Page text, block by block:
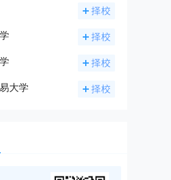
大学